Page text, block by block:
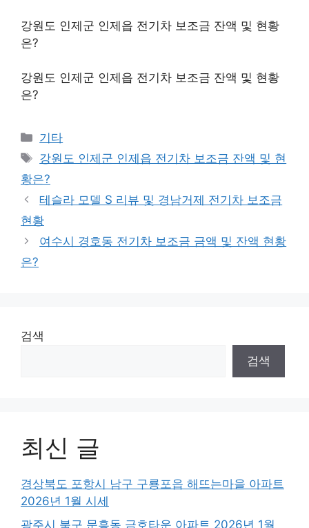
강원도 인제군 인제읍 전기차 보조금 잔액 및 현황
은?
강원도 인제군 인제읍 전기차 보조금 잔액 및 현황
은?
Categories
기타
Tags
강원도 인제군 인제읍 전기차 보조금 잔액 및 현
황은?
테슬라 모델 S 리뷰 및 경남거제 전기차 보조금
현황
여수시 경호동 전기차 보조금 금액 및 잔액 현황
은?
검색
검색
최신 글
경상북도 포항시 남구 구룡포읍 해뜨는마을 아파트
2026년 1월 시세
광주시 북구 문흥동 금호타운 아파트 2026년 1월